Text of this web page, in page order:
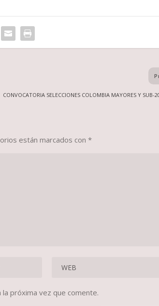
CONVOCATORIA SELECCIONES COLOMBIA MAYORES Y SUB-
están marcados con*
próxima vez que comente.